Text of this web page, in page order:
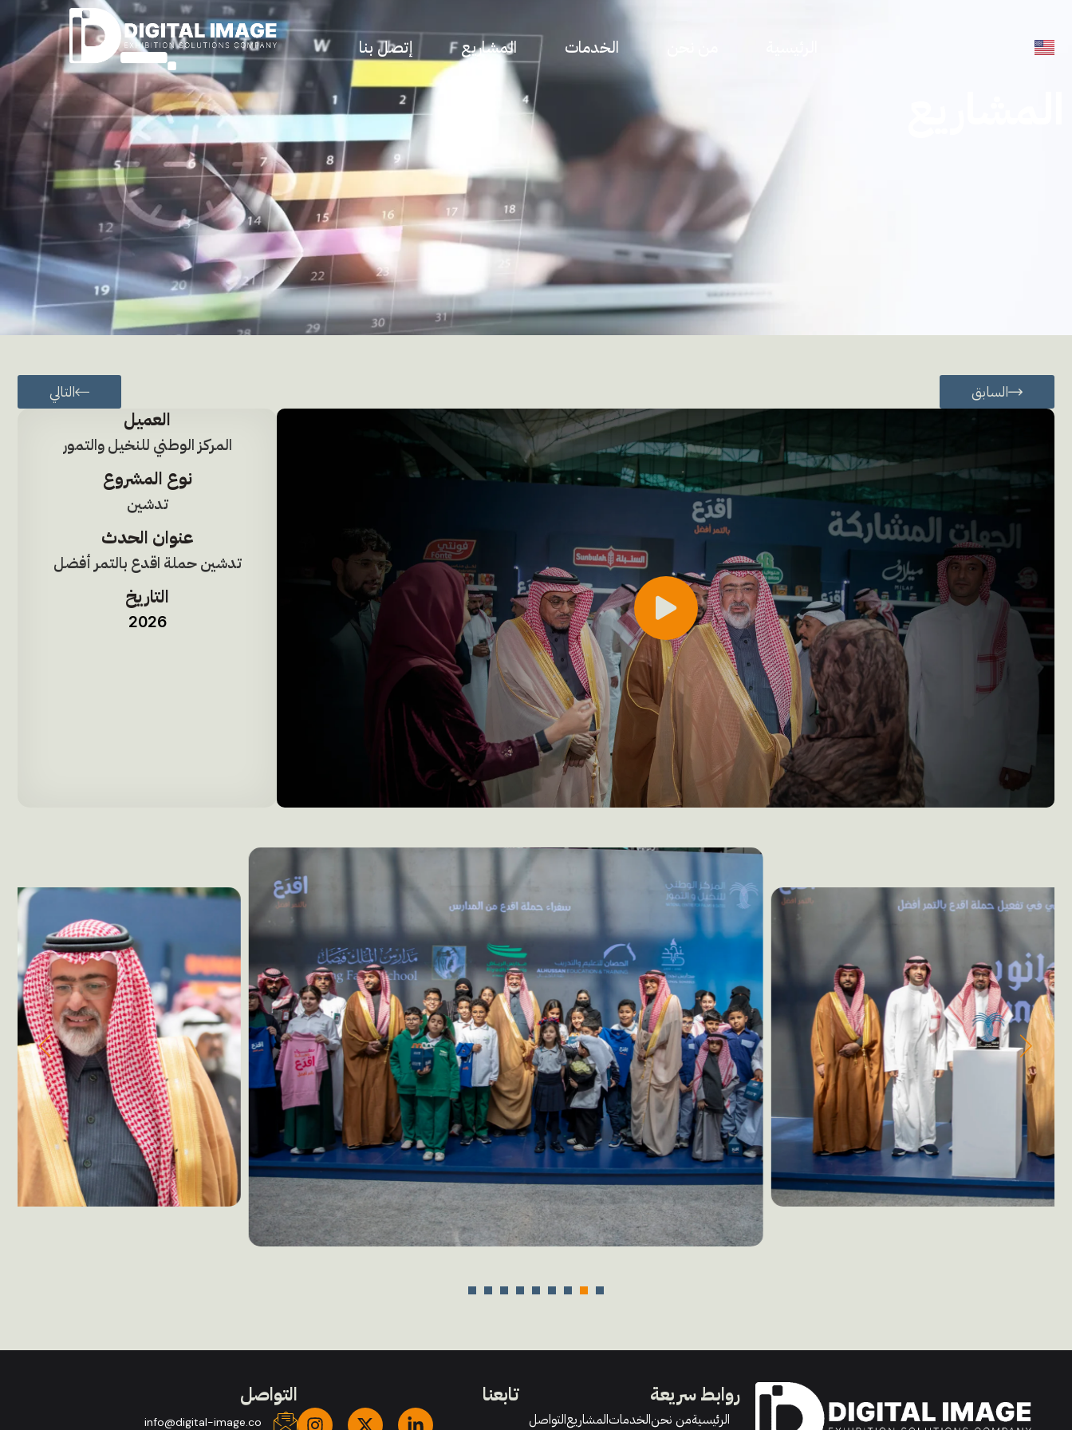
الخدمات المشاريع إتصل بنا
السابق التالي
العميل
المركز الوطني للنخيل والتمور
نوع المشروع
تدشين
عنوان الحدث
تدشين حملة اقدع بالتمر أفضل
التاريخ
2026
روابط سريعة
الرئيسيةمن نحنالخدماتالمشاريعالتواصل
تابعنا التواصل
info@digital-image.co